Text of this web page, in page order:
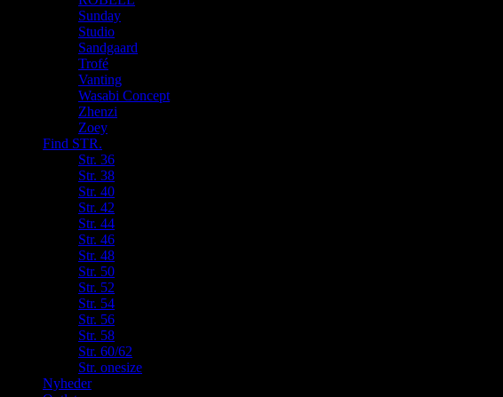
Sunday
Studio
Sandgaard
Trofé
Vanting
Wasabi Concept
Zhenzi
Zoey
Find STR.
Str. 36
Str. 38
Str. 40
Str. 42
Str. 44
Str. 46
Str. 48
Str. 50
Str. 52
Str. 54
Str. 56
Str. 58
Str. 60/62
Str. onesize
Nyheder